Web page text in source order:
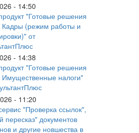
- 14:50
"Готовые решения
(режим работы и
от
- 14:38
"Готовые решения
налоги"
- 11:20
"Проверка ссылок",
пересказ" документов
и другие новшества в